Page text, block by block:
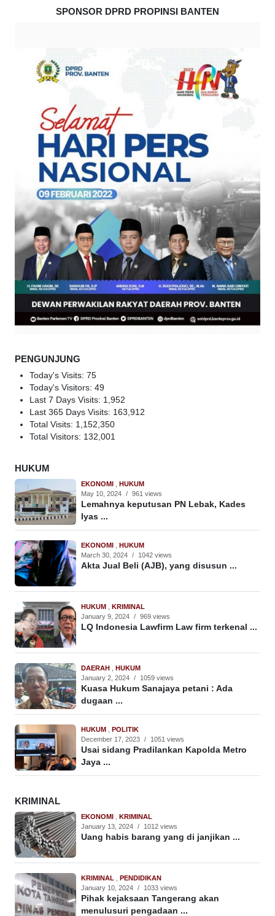
SPONSOR DPRD PROPINSI BANTEN
PENGUNJUNG
Today's Visits: 75
Today's Visitors: 49
Last 7 Days Visits: 1,952
Last 365 Days Visits: 163,912
Total Visits: 1,152,350
Total Visitors: 132,001
HUKUM
EKONOMI
HUKUM
May 10, 2024 / 961 views
Lemahnya keputusan PN Lebak, Kades
Iyas ...
EKONOMI
HUKUM
March 30, 2024 / 1042 views
Akta Jual Beli (AJB), yang disusun ...
HUKUM
KRIMINAL
January 9, 2024 / 969 views
LQ Indonesia Lawfirm Law firm terkenal ...
DAERAH
HUKUM
January 2, 2024 / 1059 views
Kuasa Hukum Sanajaya petani : Ada
dugaan ...
HUKUM
POLITIK
December 17, 2023 / 1051 views
Usai sidang Pradilankan Kapolda Metro
Jaya ...
KRIMINAL
EKONOMI
KRIMINAL
January 13, 2024 / 1012 views
Uang habis barang yang di janjikan ...
KRIMINAL
PENDIDIKAN
January 10, 2024 / 1033 views
Pihak kejaksaan Tangerang akan
menulusuri pengadaan ...